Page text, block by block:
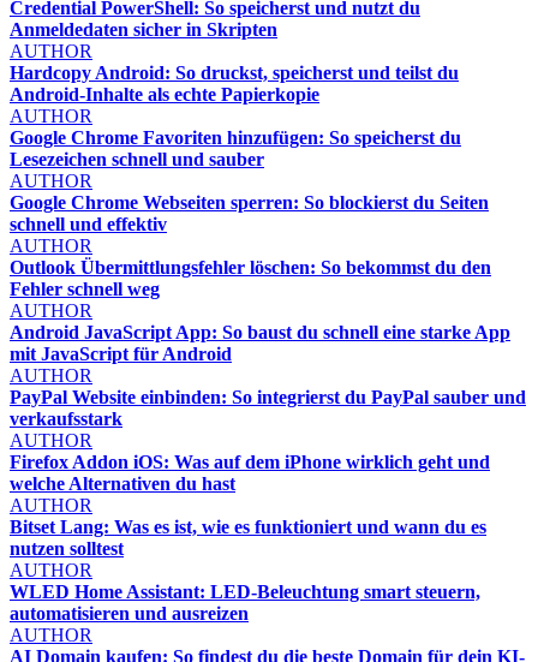
Credential PowerShell: So speicherst und nutzt du
Anmeldedaten sicher in Skripten
AUTHOR
Hardcopy Android: So druckst, speicherst und teilst du
Android-Inhalte als echte Papierkopie
AUTHOR
Google Chrome Favoriten hinzufügen: So speicherst du
Lesezeichen schnell und sauber
AUTHOR
Google Chrome Webseiten sperren: So blockierst du Seiten
schnell und effektiv
AUTHOR
Outlook Übermittlungsfehler löschen: So bekommst du den
Fehler schnell weg
AUTHOR
Android JavaScript App: So baust du schnell eine starke App
mit JavaScript für Android
AUTHOR
PayPal Website einbinden: So integrierst du PayPal sauber und
verkaufsstark
AUTHOR
Firefox Addon iOS: Was auf dem iPhone wirklich geht und
welche Alternativen du hast
AUTHOR
Bitset Lang: Was es ist, wie es funktioniert und wann du es
nutzen solltest
AUTHOR
WLED Home Assistant: LED-Beleuchtung smart steuern,
automatisieren und ausreizen
AUTHOR
AI Domain kaufen: So findest du die beste Domain für dein KI-